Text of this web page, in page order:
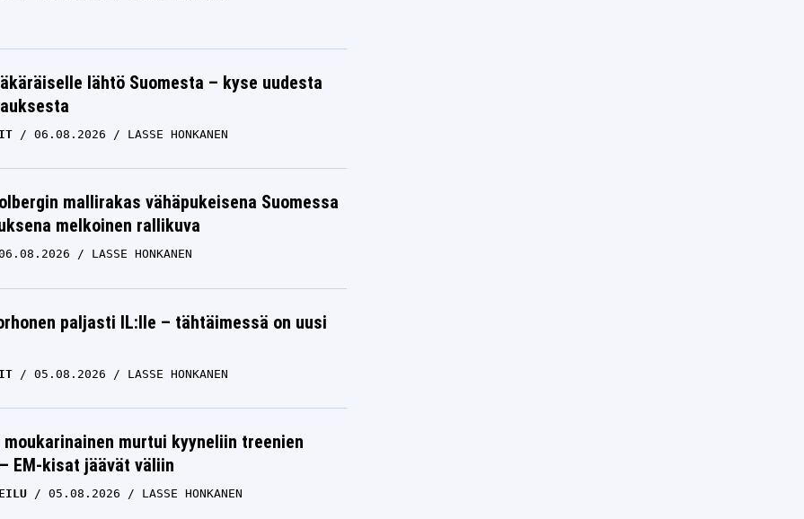
lähtö Suomesta – kyse uudesta
06.08.2026 LASSE HONKANEN
mallirakas vähäpukeisena Suomessa
melkoinen rallikuva
LASSE HONKANEN
paljasti IL:lle – tähtäimessä on uusi
05.08.2026 LASSE HONKANEN
moukarinainen murtui kyyneliin treenien
EM-kisat jäävät väliin
05.08.2026 LASSE HONKANEN